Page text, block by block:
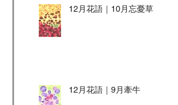
12月花語｜10月忘憂草
12月花語｜9月牽牛